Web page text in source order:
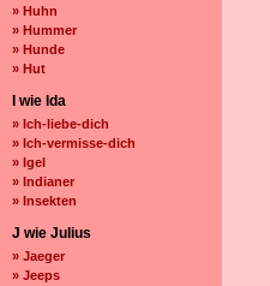
» Huhn
» Hummer
» Hunde
» Hut
I wie Ida
» Ich-liebe-dich
» Ich-vermisse-dich
» Igel
» Indianer
» Insekten
J wie Julius
» Jaeger
» Jeeps